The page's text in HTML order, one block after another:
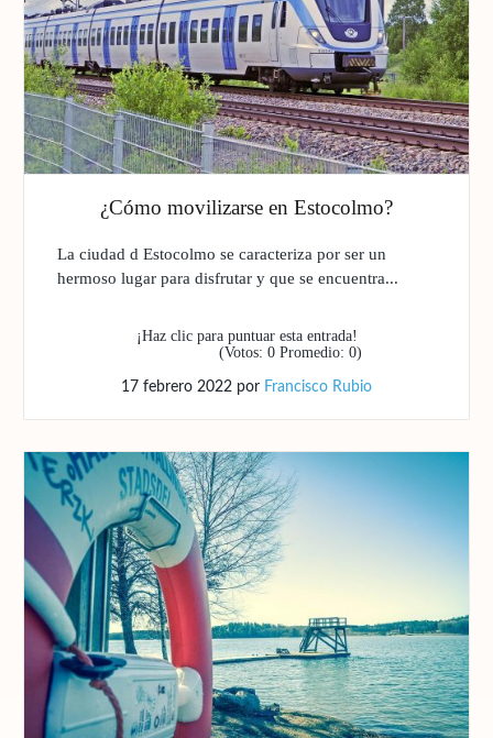
¿Cómo movilizarse en Estocolmo?
La ciudad d Estocolmo se caracteriza por ser un
hermoso lugar para disfrutar y que se encuentra...
¡Haz clic para puntuar esta entrada!
(Votos: 0 Promedio: 0)
17 febrero 2022 por Francisco Rubio